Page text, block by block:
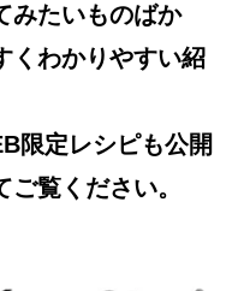
みたいものばか
くわかりやすい紹
限定レシピも公開
覧ください。